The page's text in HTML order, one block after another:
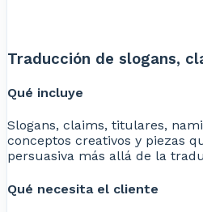
Traducción de slogans,
Qué incluye
Slogans, claims, titulares,
conceptos creativos y piezas
persuasiva más allá de la
Qué necesita el cliente